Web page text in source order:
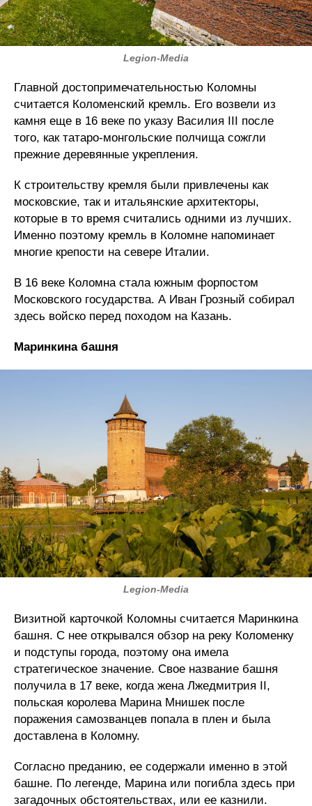
Legion-Media
Главной достопримечательностью Коломны
считается Коломенский кремль. Его возвели из
камня еще в 16 веке по указу Василия III после
того, как татаро-монгольские полчища сожгли
прежние деревянные укрепления.
К строительству кремля были привлечены как
московские, так и итальянские архитекторы,
которые в то время считались одними из лучших.
Именно поэтому кремль в Коломне напоминает
многие крепости на севере Италии.
В 16 веке Коломна стала южным форпостом
Московского государства. А Иван Грозный собирал
здесь войско перед походом на Казань.
Маринкина башня
Legion-Media
Визитной карточкой Коломны считается Маринкина
башня. С нее открывался обзор на реку Коломенку
и подступы города, поэтому она имела
стратегическое значение. Свое название башня
получила в 17 веке, когда жена Лжедмитрия II,
польская королева Марина Мнишек после
поражения самозванцев попала в плен и была
доставлена в Коломну.
Согласно преданию, ее содержали именно в этой
башне. По легенде, Марина или погибла здесь при
загадочных обстоятельствах, или ее казнили.